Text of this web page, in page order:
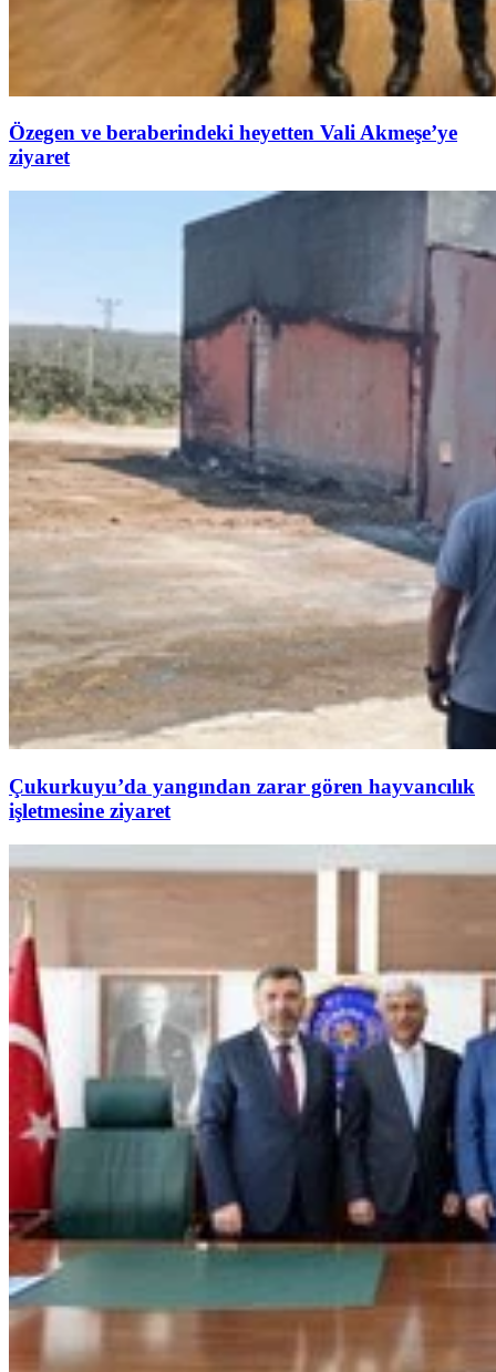
Özegen ve beraberindeki heyetten Vali Akmeşe’ye
ziyaret
Çukurkuyu’da yangından zarar gören hayvancılık
işletmesine ziyaret